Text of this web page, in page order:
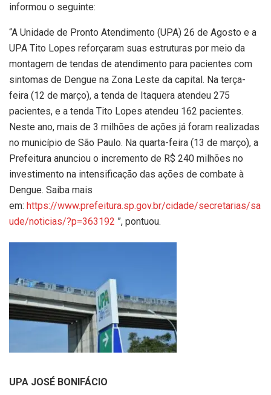
informou o seguinte:
“A Unidade de Pronto Atendimento (UPA) 26 de Agosto e a
UPA Tito Lopes reforçaram suas estruturas por meio da
montagem de tendas de atendimento para pacientes com
sintomas de Dengue na Zona Leste da capital. Na terça-
feira (12 de março), a tenda de Itaquera atendeu 275
pacientes, e a tenda Tito Lopes atendeu 162 pacientes.
Neste ano, mais de 3 milhões de ações já foram realizadas
no município de São Paulo. Na quarta-feira (13 de março), a
Prefeitura anunciou o incremento de R$ 240 milhões no
investimento na intensificação das ações de combate à
Dengue. Saiba mais
em: https://www.prefeitura.sp.gov.br/cidade/secretarias/sa
ude/noticias/?p=363192 ”, pontuou.
UPA JOSÉ BONIFÁCIO